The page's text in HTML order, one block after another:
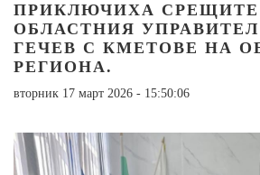
ПРИКЛЮЧИХА
ОБЛАСТНИЯ
ГЕЧЕВ С КМЕТОВЕ НА
РЕГИОНА.
вторник 17 март 2026 - 15:50:06